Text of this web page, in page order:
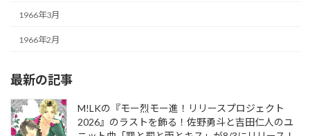
1966年3月
1966年2月
最新の記事
M!LKの『モー烈モー進！リリースプロジェクト
2026』のラストを飾る！佐野勇斗と吉田仁人のユ